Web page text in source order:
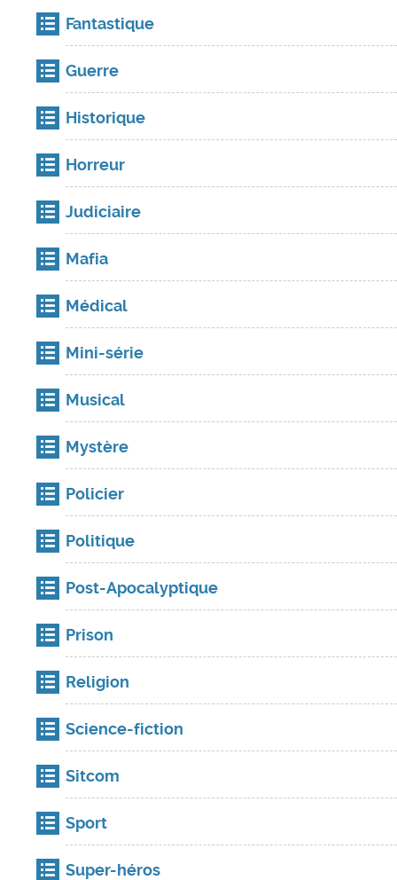
Fantastique
Guerre
Historique
Horreur
Judiciaire
Mafia
Médical
Mini-série
Musical
Mystère
Policier
Politique
Post-Apocalyptique
Prison
Religion
Science-fiction
Sitcom
Sport
Super-héros